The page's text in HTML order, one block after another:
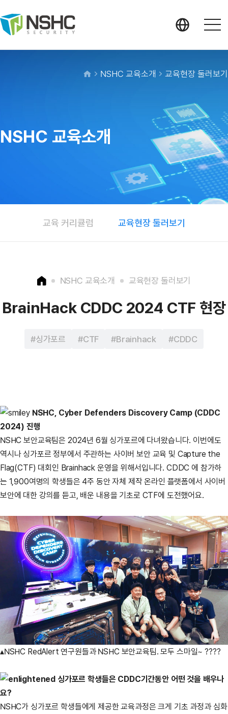
NSHC 교육소개 교육현장 둘러보기
NSHC 교육소개
교육 커리큘럼 교육현장 둘러보기
NSHC 교육소개 교육현장 둘러보기
BrainHack CDDC 2024 CTF 현장
싱가포르 CTF Brainhack CDDC
NSHC, Cyber Defenders Discovery Camp (CDDC
2024) 진행
NSHC 보안교육팀은 2024년 6월 싱가포르에 다녀왔습니다. 이번에도
역시나 싱가포르 정부에서 주관하는 사이버 보안 교육 및 Capture the
Flag(CTF) 대회인 Brainhack 운영을 위해서입니다. CDDC 에 참가하
는 1,900여명의 학생들은 4주 동안 자체 제작 온라인 플랫폼에서 사이버
보안에 대한 강의를 듣고, 배운 내용을 기초로 CTF에 도전했어요.
▴NSHC RedAlert 연구원들과 NSHC 보안교육팀. 모두 스마일~ ????
싱가포르 학생들은 CDDC기간동안 어떤 것을 배우나
요?
NSHC가 싱가포르 학생들에게 제공한 교육과정은 크게 기초 과정과 심화